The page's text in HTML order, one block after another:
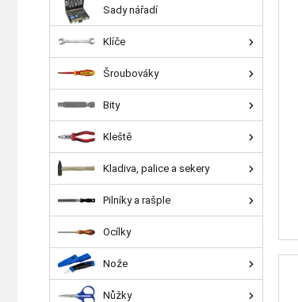
Sady nářadí
Klíče
Šroubováky
Bity
Kleště
Kladiva, palice a sekery
Pilníky a rašple
Ocílky
Nože
Nůžky